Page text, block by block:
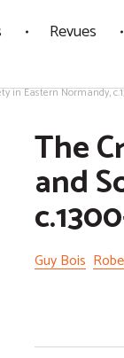
Revues
in Eastern Normandy,
The
and
Guy Bois